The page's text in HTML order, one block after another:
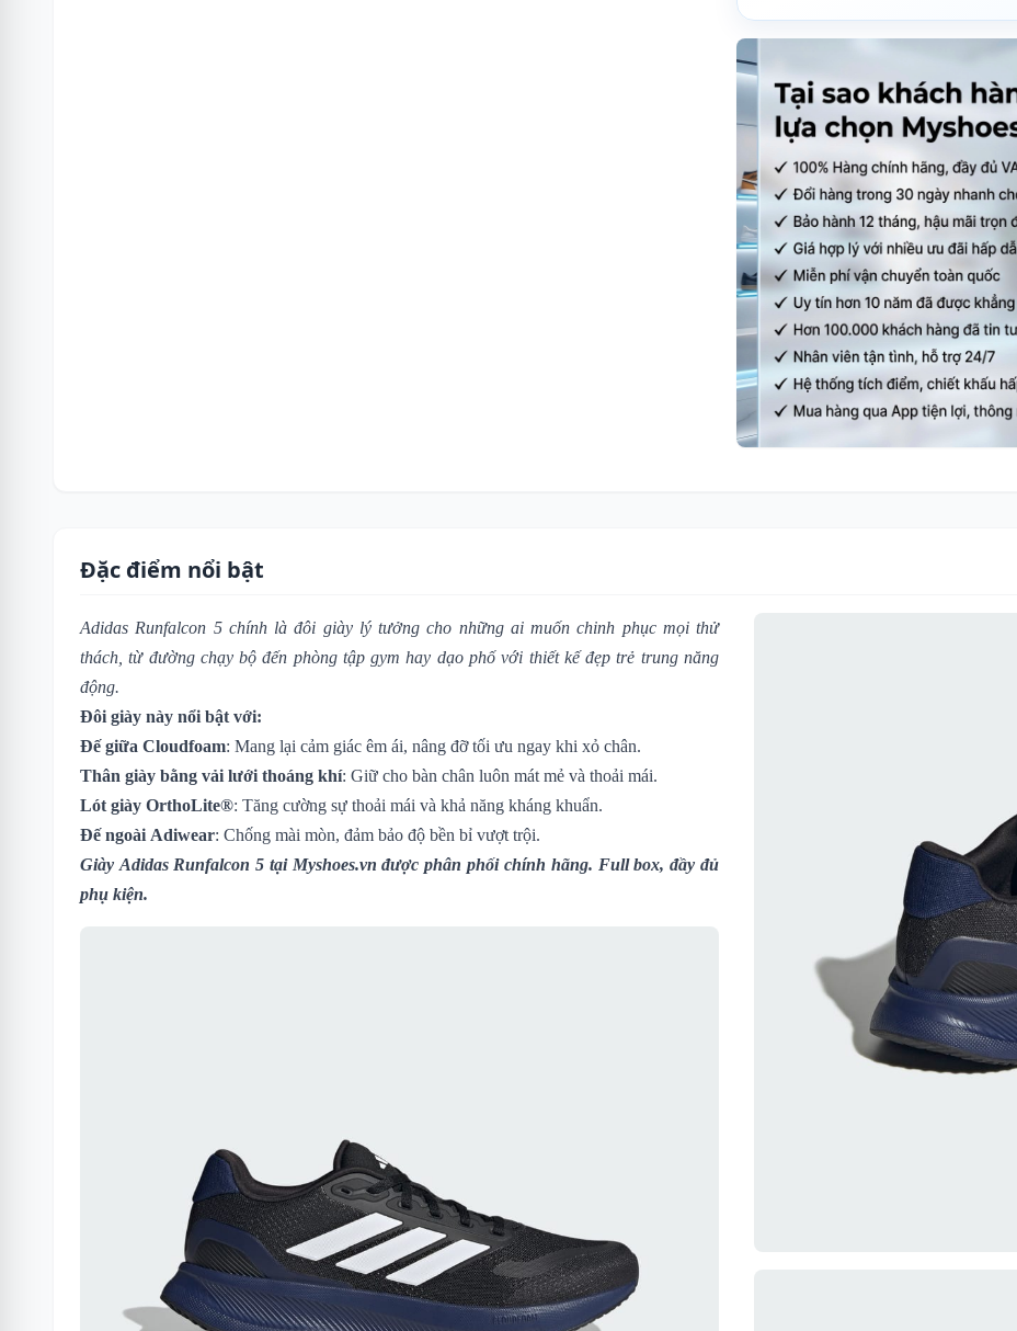
Đặc điểm nổi bật
Adidas Runfalcon 5 chính là đôi giày lý tưởng cho những ai muốn chinh phục mọi thử
thách, từ đường chạy bộ đến phòng tập gym hay dạo phố với thiết kế đẹp trẻ trung năng
động.
Đôi giày này nổi bật với:
Đế giữa Cloudfoam: Mang lại cảm giác êm ái, nâng đỡ tối ưu ngay khi xỏ chân.
Thân giày bằng vải lưới thoáng khí: Giữ cho bàn chân luôn mát mẻ và thoải mái.
Lót giày OrthoLite®: Tăng cường sự thoải mái và khả năng kháng khuẩn.
Đế ngoài Adiwear: Chống mài mòn, đảm bảo độ bền bỉ vượt trội.
Giày Adidas Runfalcon 5 tại Myshoes.vn được phân phối chính hãng. Full box, đầy đủ
phụ kiện.